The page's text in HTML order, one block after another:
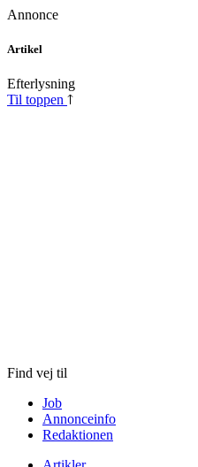
Annonce
Skip
content
Artikel
Efterlysning
Til toppen
Find vej til
Job
Annonceinfo
Redaktionen